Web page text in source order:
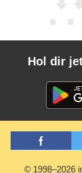
Hol dir
© 1998–2026